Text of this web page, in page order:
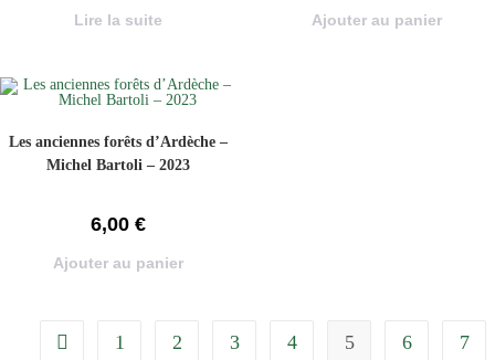
Lire la suite Ajouter au panier
Les anciennes forêts d’Ardèche –
Michel Bartoli – 2023
6,00 €
Ajouter au panier
1 2 3 4 5 6 7